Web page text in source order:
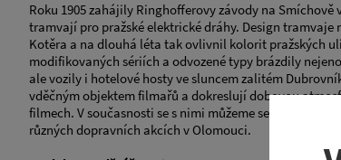
Roku 1905 zahájily Ringhofferovy závody na
tramvají pro pražské elektrické dráhy. Design tramvaje
Kotěra a na dlouhá léta tak ovlivnil kolorit pražských
modifikovaných sériích a odvozené typy brázdily
ale vozily i hotelové hosty ve sluncem zalitém
vděčným objektem filmařů a dokreslují dobovou
filmech. V současnosti se s nimi můžeme setkat v rámci
různých dopravních akcích v Olomouci.